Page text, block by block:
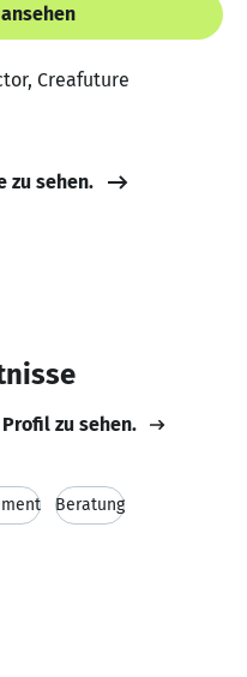
Creafuture
zu sehen.
zu sehen.
Beratung